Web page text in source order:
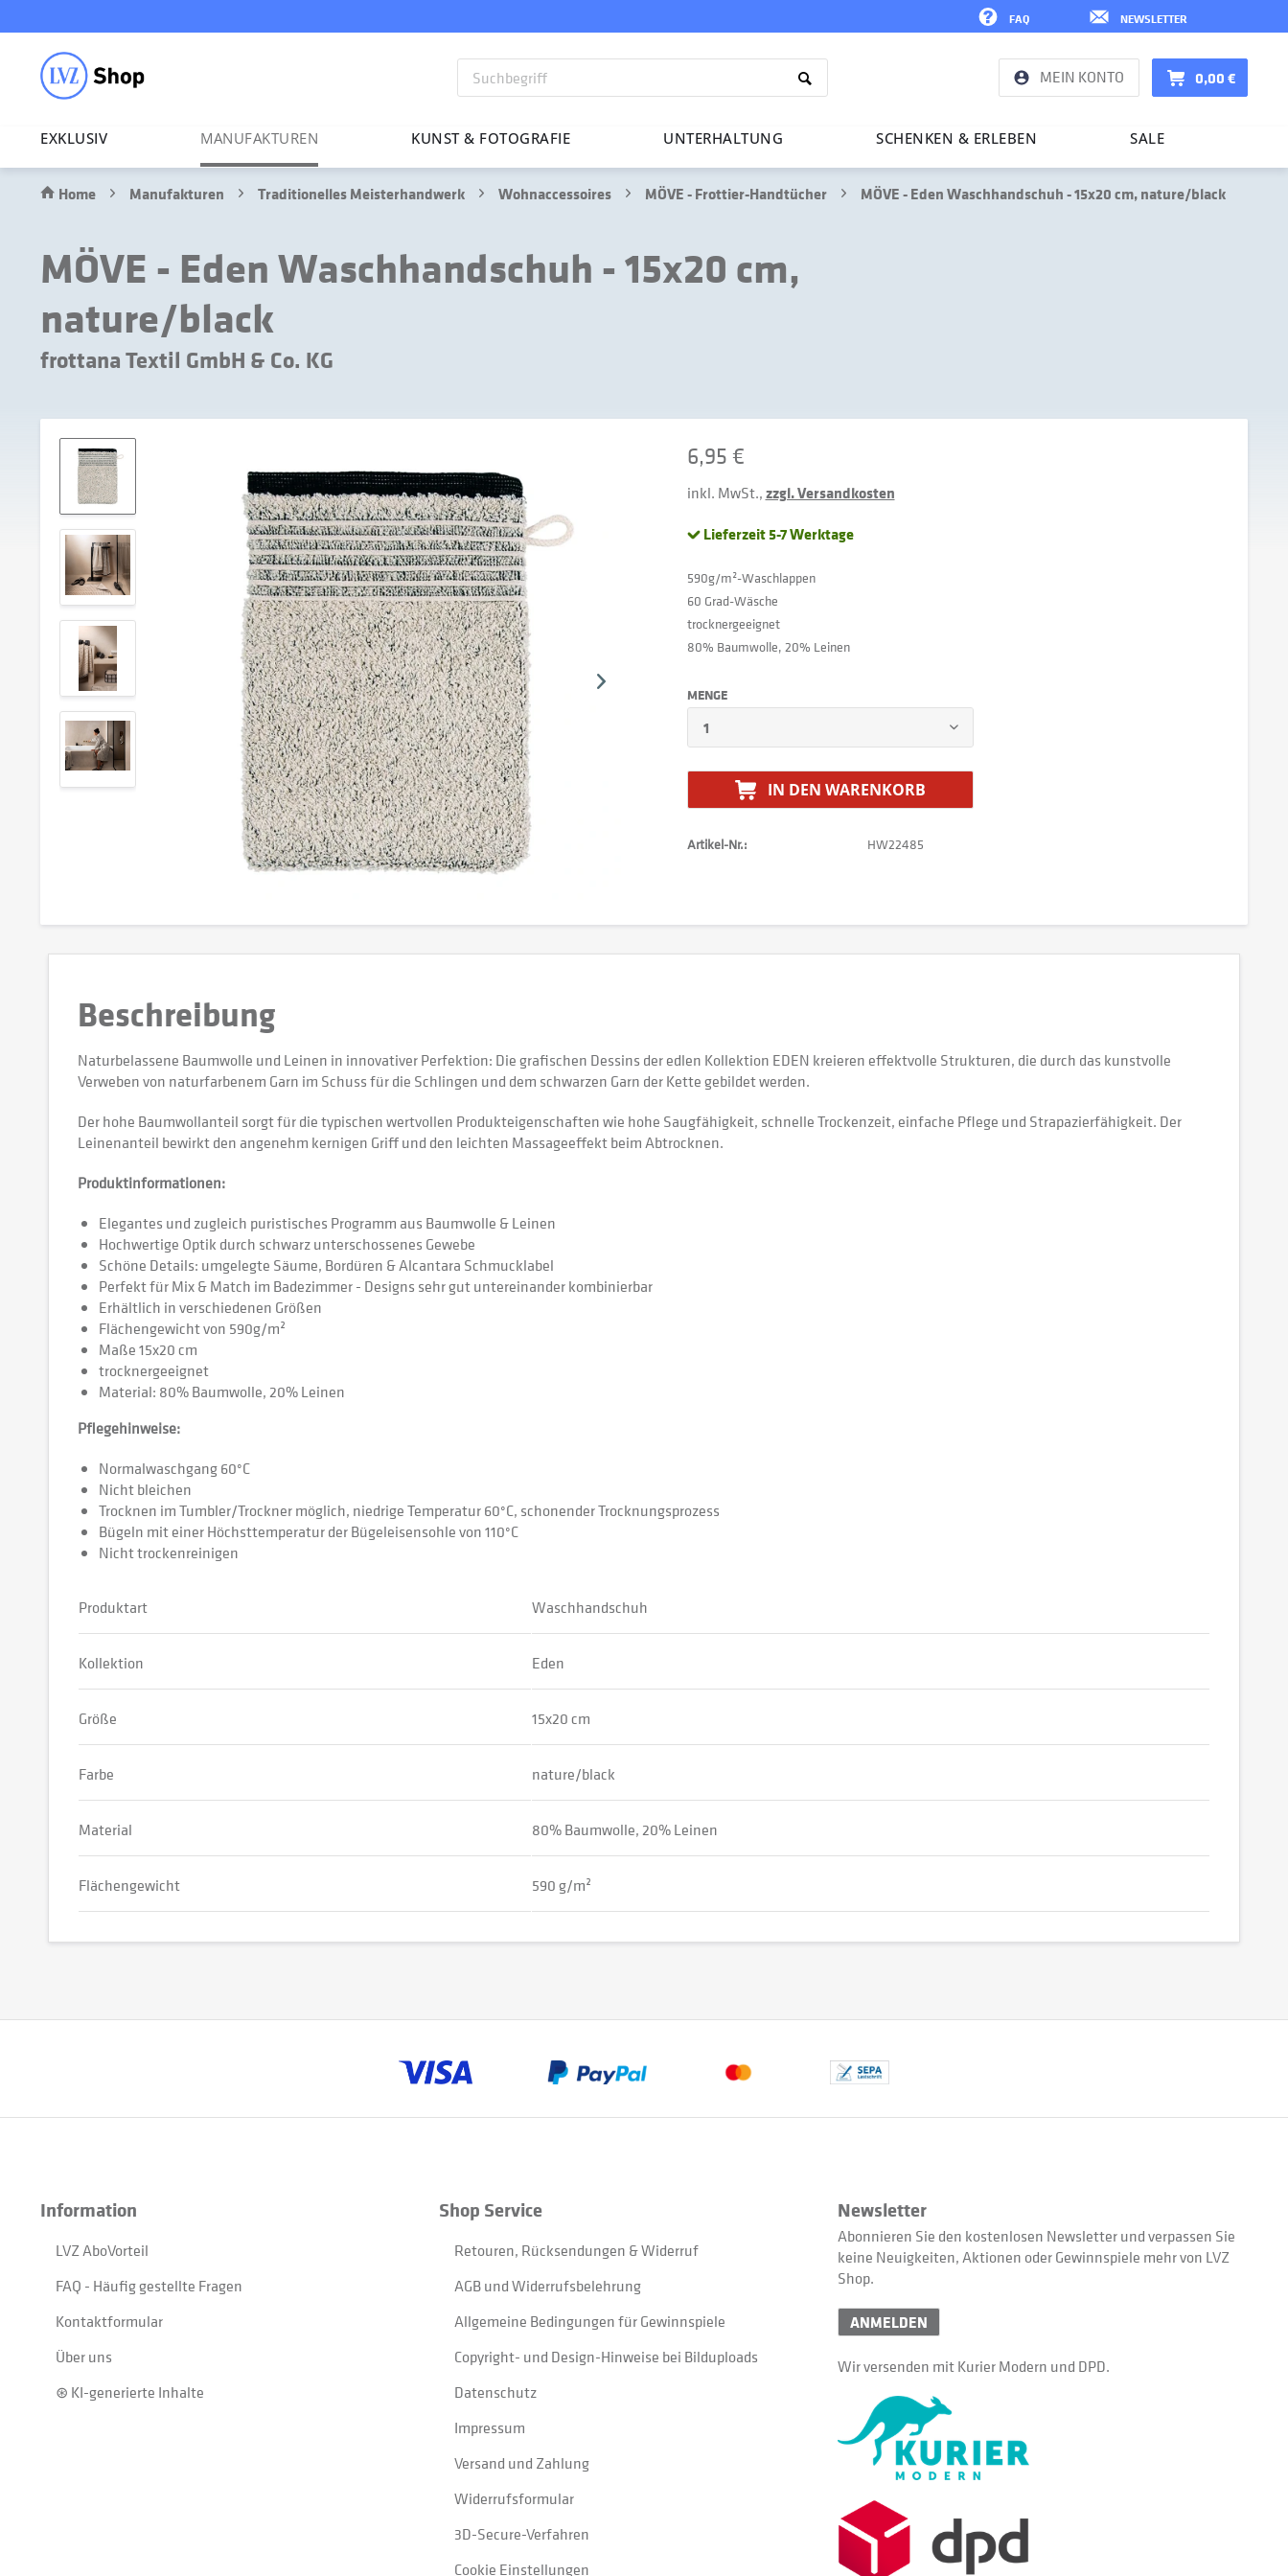
NEWSLETTER
FAQ
MEIN KONTO 0,00 €
EXKLUSIV MANU­FAK­TUREN KUNST & FOTO­GRAFIE UNTER­HAL­TUNG SCHENKEN & ERLEBEN SALE
Home Manufakturen Traditionelles Meisterhandwerk Wohnaccessoires MÖVE - Frottier-Handtücher MÖVE - Eden Waschhandschuh - 15x20 cm, nature/black
MÖVE - Eden Waschhandschuh - 15x20 cm,
nature/black
frottana Textil GmbH & Co. KG
6,95 €
inkl. MwSt.,zzgl. Versandkosten
Lieferzeit 5-7 Werktage
590g/m²-Waschlappen
60 Grad-Wäsche
trocknergeeignet
80% Baumwolle, 20% Leinen
MENGE
IN DEN WARENKORB
Artikel-Nr.: HW22485
Beschreibung
Naturbelassene Baumwolle und Leinen in innovativer Perfektion: Die grafischen Dessins der edlen Kollektion EDEN kreieren effektvolle Strukturen, die durch das kunstvolle
Verweben von naturfarbenem Garn im Schuss für die Schlingen und dem schwarzen Garn der Kette gebildet werden.
Der hohe Baumwollanteil sorgt für die typischen wertvollen Produkteigenschaften wie hohe Saugfähigkeit, schnelle Trockenzeit, einfache Pflege und Strapazierfähigkeit. Der
Leinenanteil bewirkt den angenehm kernigen Griff und den leichten Massageeffekt beim Abtrocknen.
Produktinformationen:
Elegantes und zugleich puristisches Programm aus Baumwolle & Leinen
Hochwertige Optik durch schwarz unterschossenes Gewebe
Schöne Details: umgelegte Säume, Bordüren & Alcantara Schmucklabel
Perfekt für Mix & Match im Badezimmer - Designs sehr gut untereinander kombinierbar
Erhältlich in verschiedenen Größen
Flächengewicht von 590g/m²
Maße 15x20 cm
trocknergeeignet
Material: 80% Baumwolle, 20% Leinen
Pflegehinweise:
Normalwaschgang 60°C
Nicht bleichen
Trocknen im Tumbler/Trockner möglich, niedrige Temperatur 60°C, schonender Trocknungsprozess
Bügeln mit einer Höchsttemperatur der Bügeleisensohle von 110°C
Nicht trockenreinigen
Produktart Waschhandschuh
Kollektion Eden
Größe 15x20 cm
Farbe nature/black
Material 80% Baumwolle, 20% Leinen
Flächengewicht 590 g/m²
Information
LVZ AboVorteil
FAQ - Häufig gestellte Fragen
Kontaktformular
Über uns
⊛ KI-generierte Inhalte
Shop Service
Retouren, Rücksendungen & Widerruf
AGB und Widerrufsbelehrung
Allgemeine Bedingungen für Gewinnspiele
Copyright- und Design-Hinweise bei Bilduploads
Datenschutz
Impressum
Versand und Zahlung
Widerrufsformular
3D-Secure-Verfahren
Cookie Einstellungen
Newsletter
Abonnieren Sie den kostenlosen Newsletter und verpassen Sie
keine Neuigkeiten, Aktionen oder Gewinnspiele mehr von LVZ
Shop.
ANMELDEN
Wir versenden mit Kurier Modern und DPD.